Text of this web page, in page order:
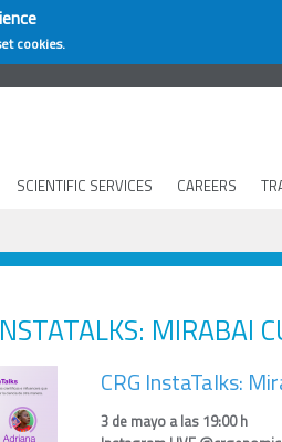
cookies.
SCIENTIFIC SERVICES CAREERS
MIRABAI
CRG InstaTalks:
3 de mayo a las 19:00 h